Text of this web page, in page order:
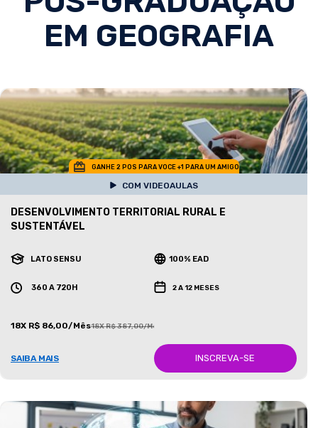
EM GEOGRAFIA
GANHE 2 POS PARA VOCE +1 PARA UM AMIGO
COM VIDEOAULAS
DESENVOLVIMENTO TERRITORIAL RURAL E
SUSTENTÁVEL
LATO SENSU 100% EAD
360 A 720H 2 A 12 MESES
18X R$ 86,00/Mês18X R$ 387,00/Mês
SAIBA MAIS INSCREVA-SE